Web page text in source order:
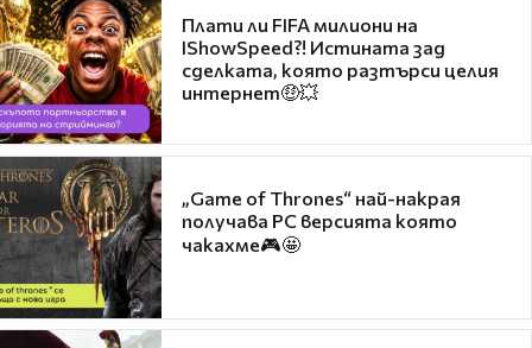
Плати ли FIFA милиони на
IShowSpeed?! Истината зад
сделката, която разтърси целия
интернет🤑💥
„Game of Thrones“ най-накрая
получава PC версията която
чакахме🎮🤩